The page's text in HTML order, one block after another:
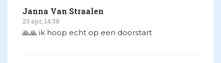
Janna Van Straalen
23 apr, 14:38
🙏🙏 ik hoop echt op een doorstart